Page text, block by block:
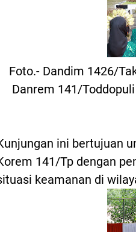
Foto.- Dandim 1426/
Danrem 141/
ini bertujuan
141/Tp dengan
keamanan di